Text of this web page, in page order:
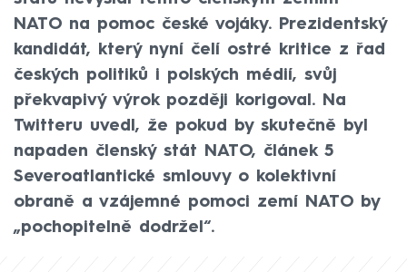
NATO na pomoc české vojáky. Prezidentský
kandidát, který nyní čelí ostré kritice z řad
českých politiků i polských médií, svůj
překvapivý výrok později korigoval. Na
Twitteru uvedl, že pokud by skutečně byl
napaden členský stát NATO, článek 5
Severoatlantické smlouvy o kolektivní
obraně a vzájemné pomoci zemí NATO by
„pochopitelně dodržel“.